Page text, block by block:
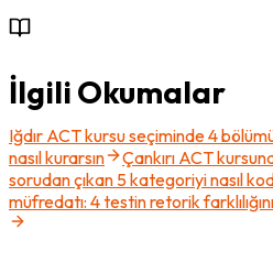
İlgili Okumalar
Iğdır ACT kursu seçiminde 4
nasıl kurarsın
Çankırı ACT
sorudan çıkan 5 kategoriyi nasıl
müfredatı: 4 testin retorik